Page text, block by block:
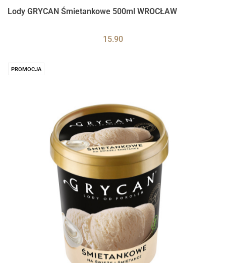
Lody GRYCAN Śmietankowe 500ml WROCŁAW
15.90
PROMOCJA